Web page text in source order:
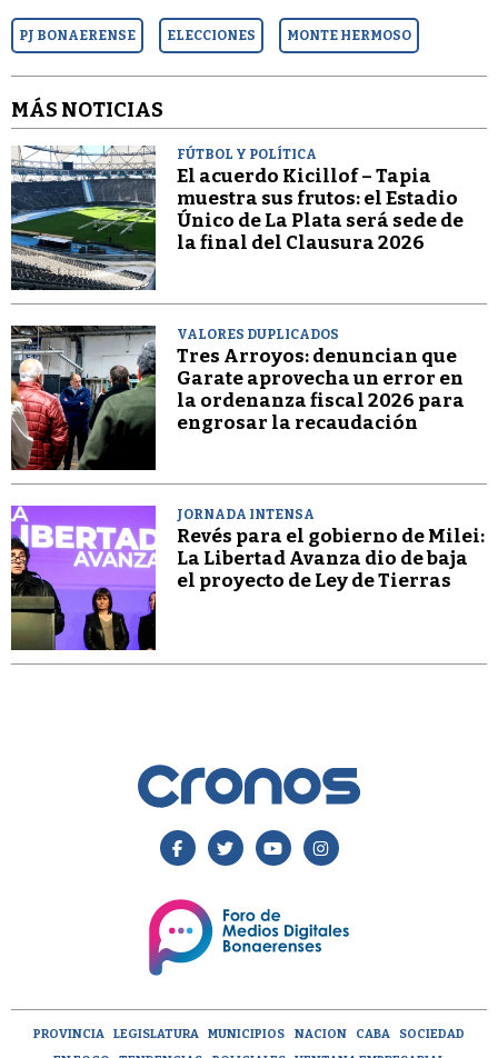
PJ BONAERENSE ELECCIONES MONTE HERMOSO
MÁS NOTICIAS
FÚTBOL Y POLÍTICA
El acuerdo Kicillof – Tapia
muestra sus frutos: el Estadio
Único de La Plata será sede de
la final del Clausura 2026
VALORES DUPLICADOS
Tres Arroyos: denuncian que
Garate aprovecha un error en
la ordenanza fiscal 2026 para
engrosar la recaudación
JORNADA INTENSA
Revés para el gobierno de Milei:
La Libertad Avanza dio de baja
el proyecto de Ley de Tierras
PROVINCIA LEGISLATURA MUNICIPIOS NACION CABA
SOCIEDAD